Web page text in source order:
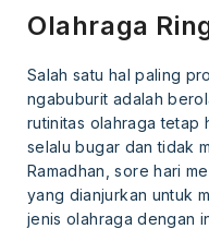
Olahraga
Salah satu hal paling
ngabuburit adalah
rutinitas olahraga tetap
selalu bugar dan tidak
Ramadhan, sore hari
yang dianjurkan untuk
jenis olahraga dengan